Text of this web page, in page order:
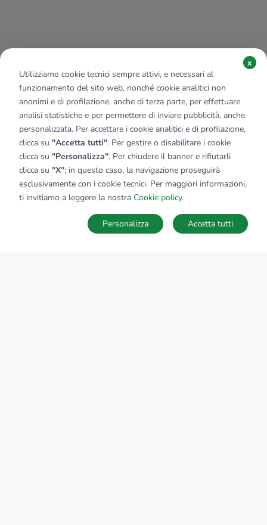
SALVA RICERCA
Utilizziamo cookie tecnici sempre attivi, e necessari al
funzionamento del sito web, nonché cookie analitici non
anonimi e di profilazione, anche di terza parte, per effettuare
analisi statistiche e per permettere di inviare pubblicità, anche
personalizzata. Per accettare i cookie analitici e di profilazione,
clicca su "Accetta tutti". Per gestire o disabilitare i cookie
clicca su "Personalizza". Per chiudere il banner e rifiutarli
clicca su "X"; in questo caso, la navigazione proseguirà
esclusivamente con i cookie tecnici. Per maggiori informazioni,
ti invitiamo a leggere la nostra Cookie policy.
x
Accetta tutti
Personalizza